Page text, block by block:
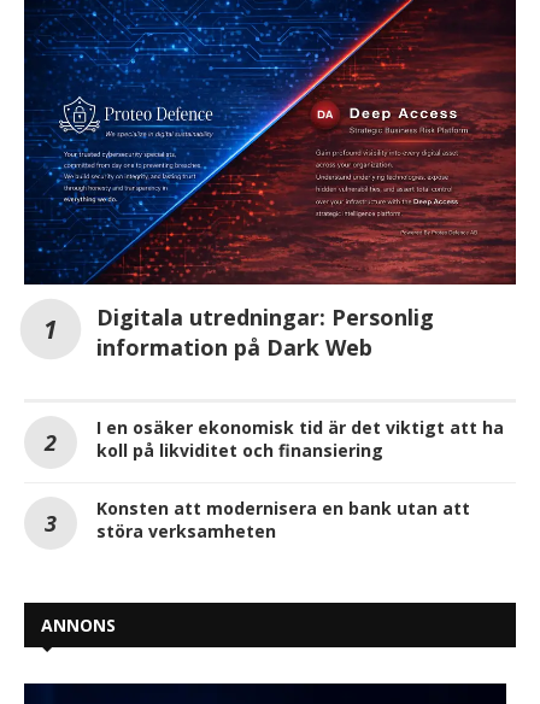
Digitala utredningar: Personlig
information på Dark Web
I en osäker ekonomisk tid är det viktigt att ha
koll på likviditet och finansiering
Konsten att modernisera en bank utan att
störa verksamheten
ANNONS